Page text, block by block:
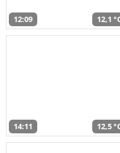
12:09 12,1
14:11 12,5